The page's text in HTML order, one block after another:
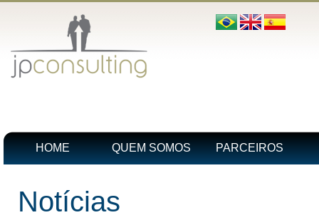
HOME QUEM SOMOS PARCEIROS
Notícias